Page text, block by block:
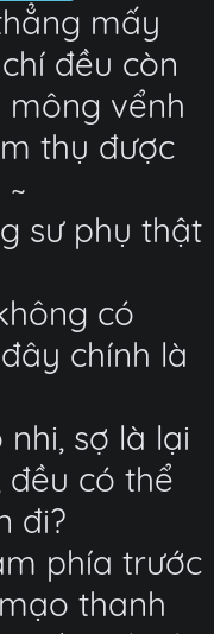
mấy
đều còn
vểnh
thụ được
sư phụ thật
có
chính là
sợ là lại
đều có thể
đi?
phía trước
thanh